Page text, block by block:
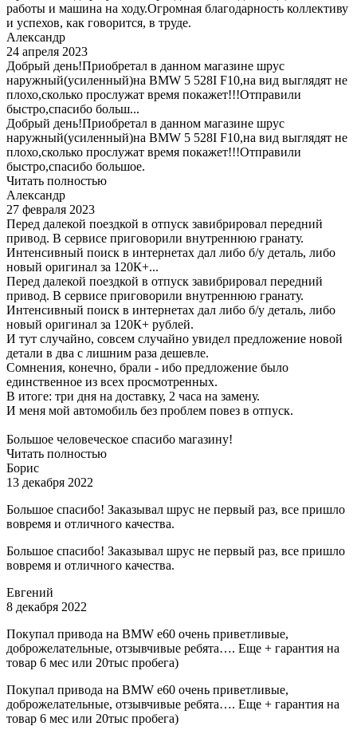
работы и машина на ходу.Огромная благодарность коллективу
и успехов, как говорится, в труде.
Александр
24 апреля 2023
Добрый день!Приобретал в данном магазине шрус
наружный(усиленный)на BMW 5 528I F10,на вид выглядят не
плохо,сколько прослужат время покажет!!!Отправили
быстро,спасибо больш...
Добрый день!Приобретал в данном магазине шрус
наружный(усиленный)на BMW 5 528I F10,на вид выглядят не
плохо,сколько прослужат время покажет!!!Отправили
быстро,спасибо большое.
Читать полностью
Александр
27 февраля 2023
Перед далекой поездкой в отпуск завибрировал передний
привод. В сервисе приговорили внутреннюю гранату.
Интенсивный поиск в интернетах дал либо б/у деталь, либо
новый оригинал за 120К+...
Перед далекой поездкой в отпуск завибрировал передний
привод. В сервисе приговорили внутреннюю гранату.
Интенсивный поиск в интернетах дал либо б/у деталь, либо
новый оригинал за 120К+ рублей.
И тут случайно, совсем случайно увидел предложение новой
детали в два с лишним раза дешевле.
Сомнения, конечно, брали - ибо предложение было
единственное из всех просмотренных.
В итоге: три дня на доставку, 2 часа на замену.
И меня мой автомобиль без проблем повез в отпуск.
Большое человеческое спасибо магазину!
Читать полностью
Борис
13 декабря 2022
Большое спасибо! Заказывал шрус не первый раз, все пришло
вовремя и отличного качества.
Большое спасибо! Заказывал шрус не первый раз, все пришло
вовремя и отличного качества.
Евгений
8 декабря 2022
Покупал привода на BMW e60 очень приветливые,
доброжелательные, отзывчивые ребята…. Еще + гарантия на
товар 6 мес или 20тыс пробега)
Покупал привода на BMW e60 очень приветливые,
доброжелательные, отзывчивые ребята…. Еще + гарантия на
товар 6 мес или 20тыс пробега)